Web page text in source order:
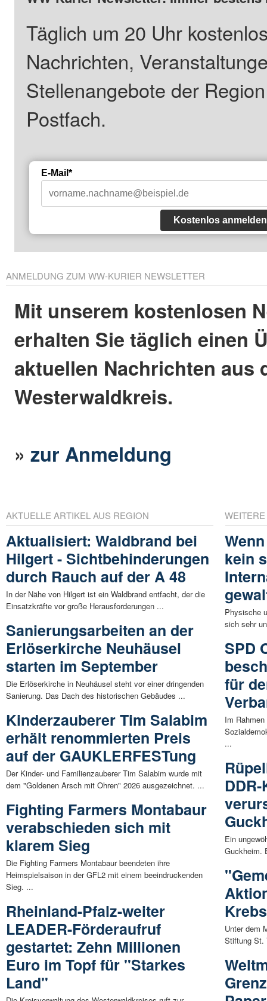
Täglich um 20 Uhr
Nachrichten,
Stellenangebote der
Postfach.
E-Mail*
Kostenlos anmelden
ANMELDUNG ZUM WW-KURIER NEWSLETTER
Mit unserem kostenlosen
erhalten Sie täglich einen
aktuellen Nachrichten aus
Westerwaldkreis.
»zur Anmeldung
AKTUELLE ARTIKEL AUS REGION
Aktualisiert: Waldbrand bei
Hilgert - Sichtbehinderungen
durch Rauch auf der A 48
In der Nähe von Hilgert ist ein Waldbrand entfacht, der die
Einsatzkräfte vor große Herausforderungen ...
Sanierungsarbeiten an der
Erlöserkirche Neuhäusel
starten im September
Die Erlöserkirche in Neuhäusel steht vor einer dringenden
Sanierung. Das Dach des historischen Gebäudes ...
Kinderzauberer Tim Salabim
erhält renommierten Preis
auf der GAUKLERFESTung
Der Kinder- und Familienzauberer Tim Salabim wurde mit
dem "Goldenen Arsch mit Ohren" 2026 ausgezeichnet. ...
Fighting Farmers Montabaur
verabschieden sich mit
klarem Sieg
Die Fighting Farmers Montabaur beendeten ihre
Heimspielsaison in der GFL2 mit einem beeindruckenden
Sieg. ...
Rheinland-Pfalz-weiter
LEADER-Förderaufruf
gestartet: Zehn Millionen
Euro im Topf für "Starkes
Land"
kein
Physische
sich sehr
SPD
für
Im
...
Ein
Guckheim.
Unter dem
Stiftung St.